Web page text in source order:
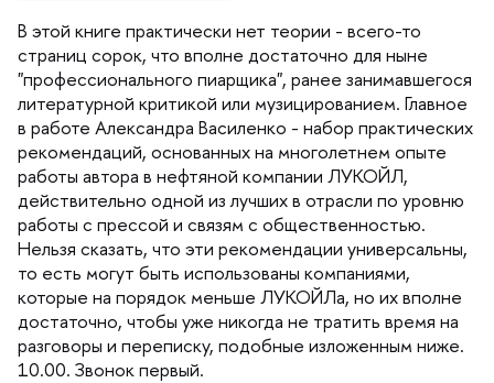
этой книге практически нет теории - всего-то
страниц сорок, что вполне достаточно для ныне
"профессионального пиарщика", ранее занимавшегося
литературной критикой или музицированием. Главное
работе Александра Василенко - набор практических
рекомендаций, основанных на многолетнем опыте
работы автора в нефтяной компании ЛУКОЙЛ,
действительно одной из лучших в отрасли по уровню
работы с прессой и связям с общественностью.
Нельзя сказать, что эти рекомендации универсальны,
то есть могут быть использованы компаниями,
которые на порядок меньше ЛУКОЙЛа, но их вполне
достаточно, чтобы уже никогда не тратить время на
разговоры и переписку, подобные изложенным ниже.
10.00. Звонок первый.